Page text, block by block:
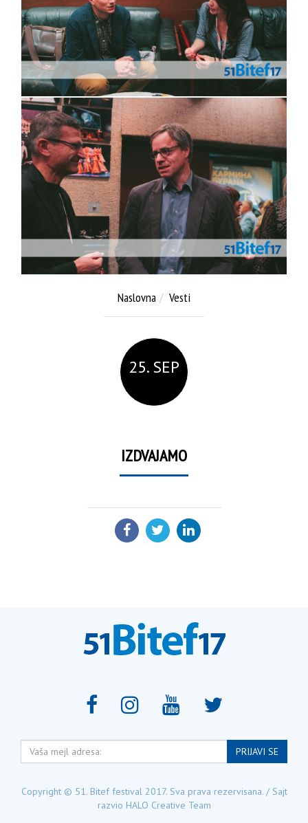
Naslovna Vesti
25. SEP
IZDVAJAMO
PODELI:
Vaša
mejl
PRIJAVI SE
Copyright © 51. Bitef festival 2017. Sva prava rezervisana. / Sajt
razvio HALO Creative Team